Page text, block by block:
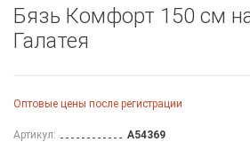
Бязь Комфорт 150 см
Галатея
Оптовые цены после регистрации
Артикул: A54369